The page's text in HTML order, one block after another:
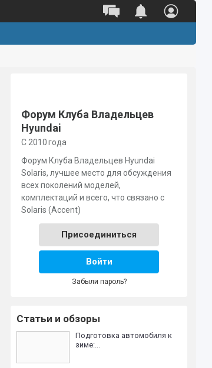
Форум Клуба Владельцев
Hyundai
С 2010 года
Форум Клуба Владельцев Hyundai
Solaris, лучшее место для обсуждения
всех поколений моделей,
комплектаций и всего, что связано с
Solaris (Accent)
Присоединиться
Войти
Забыли пароль?
Статьи и обзоры
Подготовка автомобиля к
зиме:...